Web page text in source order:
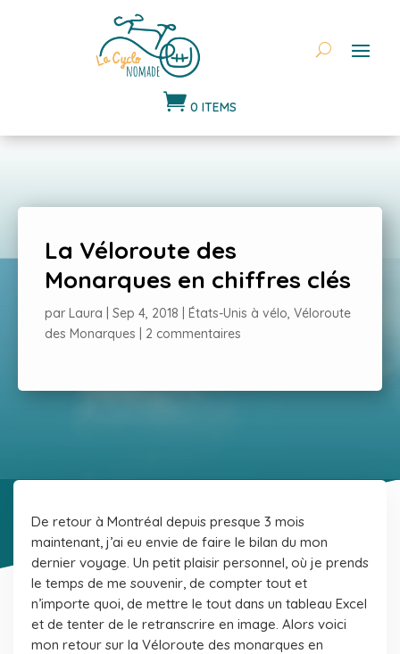
 0 ITEMS
La Véloroute des
Monarques en chiffres clés
par Laura Sep 4, 2018 États-Unis à vélo, Véloroute
des Monarques
2 commentaires
De retour à Montréal depuis presque 3 mois
maintenant, j’ai eu envie de faire le bilan du mon
dernier voyage. Un petit plaisir personnel, où je prends
le temps de me souvenir, de compter tout et
n’importe quoi, de mettre le tout dans un tableau Excel
et de tenter de le retranscrire en image. Alors voici
mon retour sur la Véloroute des monarques en